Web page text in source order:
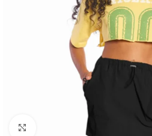
Haga clic para ampliar